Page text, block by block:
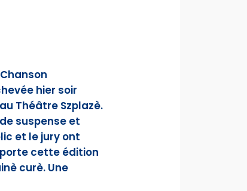
hier soir
Théâtre Szplazè.
suspense et
et le jury ont
cette édition
curè. Une